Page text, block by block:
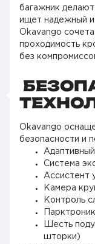
багажник
ищет надежный и
Okavango
проходимость
без
Okavango
безопасности и
Система
Ассистент
Камера
Контроль
Шесть
шторки)